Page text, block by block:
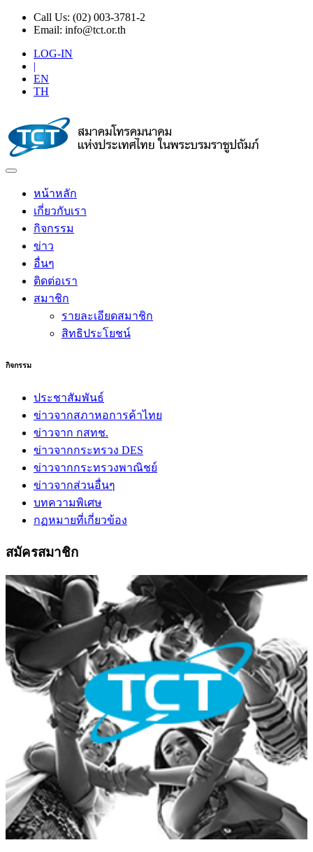
Call Us: (02) 003-3781-2
Email: info@tct.or.th
LOG-IN
|
EN
TH
หน้าหลัก
เกี่ยวกับเรา
กิจกรรม
ข่าว
อื่นๆ
ติดต่อเรา
สมาชิก
รายละเอียดสมาชิก
สิทธิประโยชน์
กิจกรรม
ประชาสัมพันธ์
ข่าวจากสภาหอการค้าไทย
ข่าวจาก กสทช.
ข่าวจากกระทรวง DES
ข่าวจากกระทรวงพาณิชย์
ข่าวจากส่วนอื่นๆ
บทความพิเศษ
กฏหมายที่เกี่ยวข้อง
สมัครสมาชิก